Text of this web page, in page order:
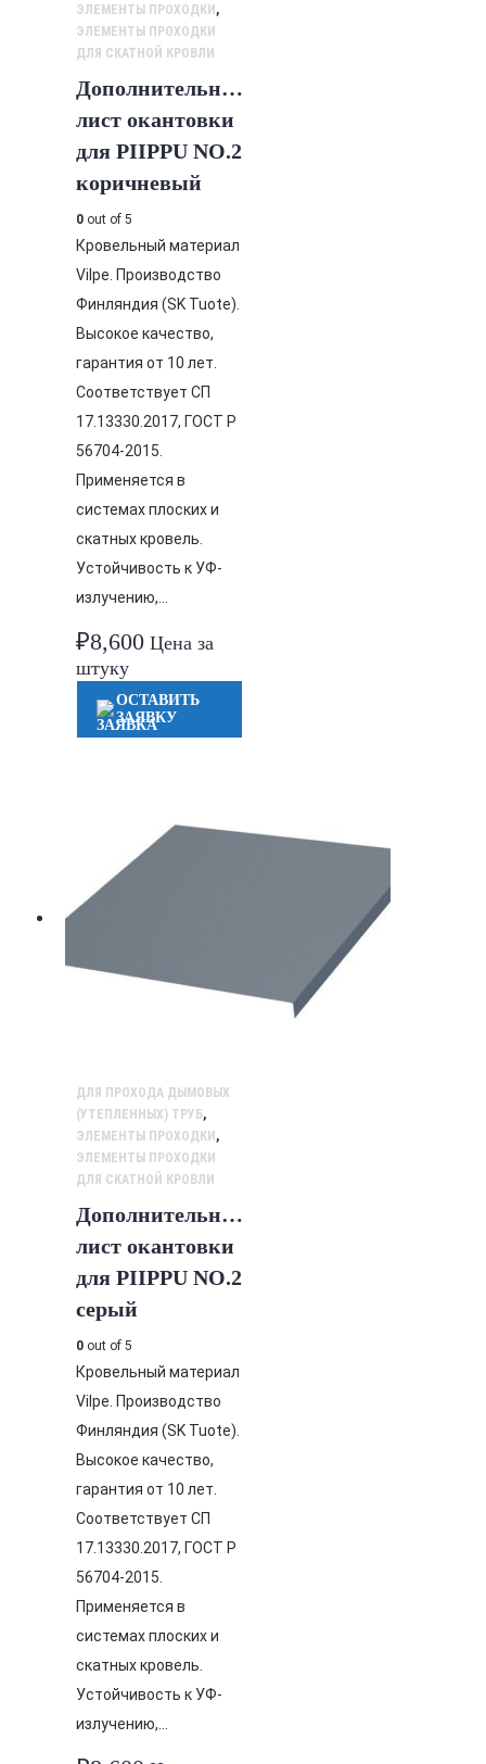
ЭЛЕМЕНТЫ ПРОХОДКИ ,
ЭЛЕМЕНТЫ ПРОХОДКИ
ДЛЯ СКАТНОЙ КРОВЛИ
Дополнительный
лист окантовки
для PIIPPU NO.2
коричневый
0 out of 5
Кровельный материал
Vilpe. Производство
Финляндия (SK Tuote).
Высокое качество,
гарантия от 10 лет.
Соответствует СП
17.13330.2017, ГОСТ Р
56704-2015.
Применяется в
системах плоских и
скатных кровель.
Устойчивость к УФ-
излучению,…
₽8,600 Цена за
штуку
ОСТАВИТЬ
ЗАЯВКУ
ДЛЯ ПРОХОДА ДЫМОВЫХ
(УТЕПЛЕННЫХ) ТРУБ,
ЭЛЕМЕНТЫ ПРОХОДКИ ,
ЭЛЕМЕНТЫ ПРОХОДКИ
ДЛЯ СКАТНОЙ КРОВЛИ
Дополнительный
лист окантовки
для PIIPPU NO.2
серый
0 out of 5
Кровельный материал
Vilpe. Производство
Финляндия (SK Tuote).
Высокое качество,
гарантия от 10 лет.
Соответствует СП
17.13330.2017, ГОСТ Р
56704-2015.
Применяется в
системах плоских и
скатных кровель.
Устойчивость к УФ-
излучению,…